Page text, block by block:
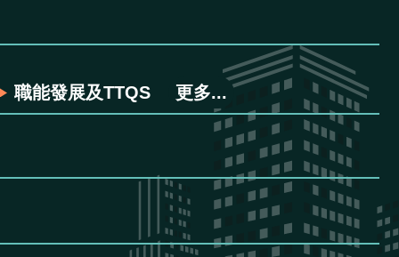
職能發展及TTQS 更多...